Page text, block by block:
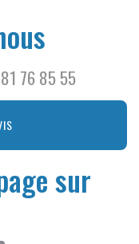
76 85 55
sur